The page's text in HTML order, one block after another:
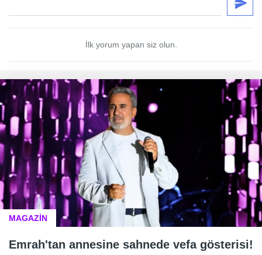
İlk yorum yapan siz olun.
MAGAZİN
Emrah'tan annesine sahnede vefa gösterisi!